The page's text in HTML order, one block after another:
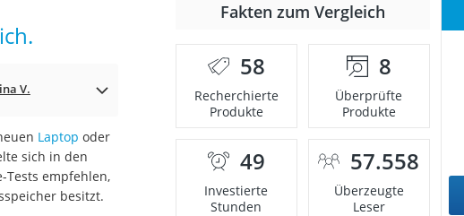
V.
Laptop oder
sich in den
Tests empfehlen,
besitzt.
Fakten zum Vergleich
58
Recherchierte
Produkte
8
Überprüfte
Produkte
49
Investierte
Stunden
57.558
Überzeugte
Leser